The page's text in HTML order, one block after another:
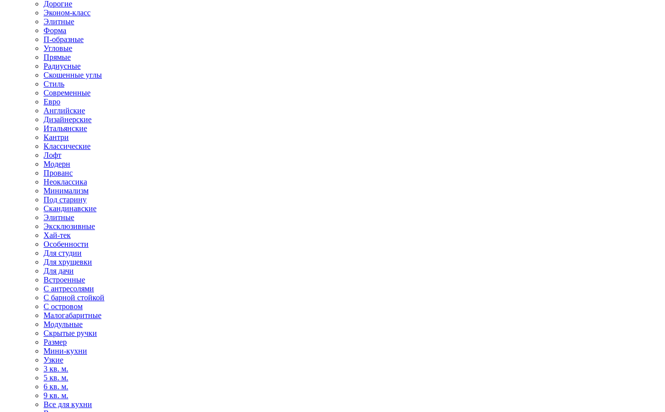
Дорогие
Эконом-класс
Элитные
Форма
П-образные
Угловые
Прямые
Радиусные
Скошенные углы
Стиль
Современные
Евро
Английские
Дизайнерские
Итальянские
Кантри
Классические
Лофт
Модерн
Прованс
Неоклассика
Минимализм
Под старину
Скандинавские
Элитные
Эксклюзивные
Хай-тек
Особенности
Для студии
Для хрущевки
Для дачи
Встроенные
С антресолями
С барной стойкой
С островом
Малогабаритные
Модульные
Скрытые ручки
Размер
Мини-кухни
Узкие
3 кв. м.
5 кв. м.
6 кв. м.
9 кв. м.
Все для кухни